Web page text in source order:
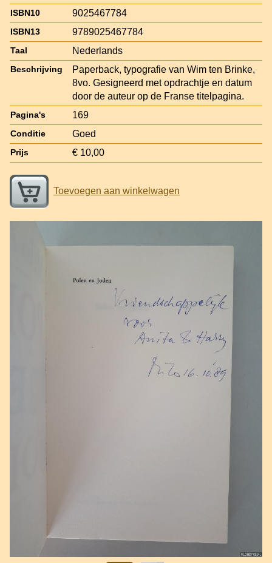
ISBN10 9025467784
ISBN13 9789025467784
Taal Nederlands
Beschrijving
Paperback, typografie van Wim ten Brinke,
8vo. Gesigneerd met opdrachtje en datum
door de auteur op de Franse titelpagina.
Pagina's 169
Conditie Goed
Prijs € 10,00
Toevoegen aan winkelwagen